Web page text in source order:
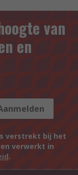
van
en
verstrekt bij het
verwerkt in
.